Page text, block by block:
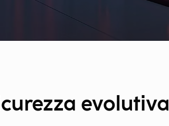
evolutiva